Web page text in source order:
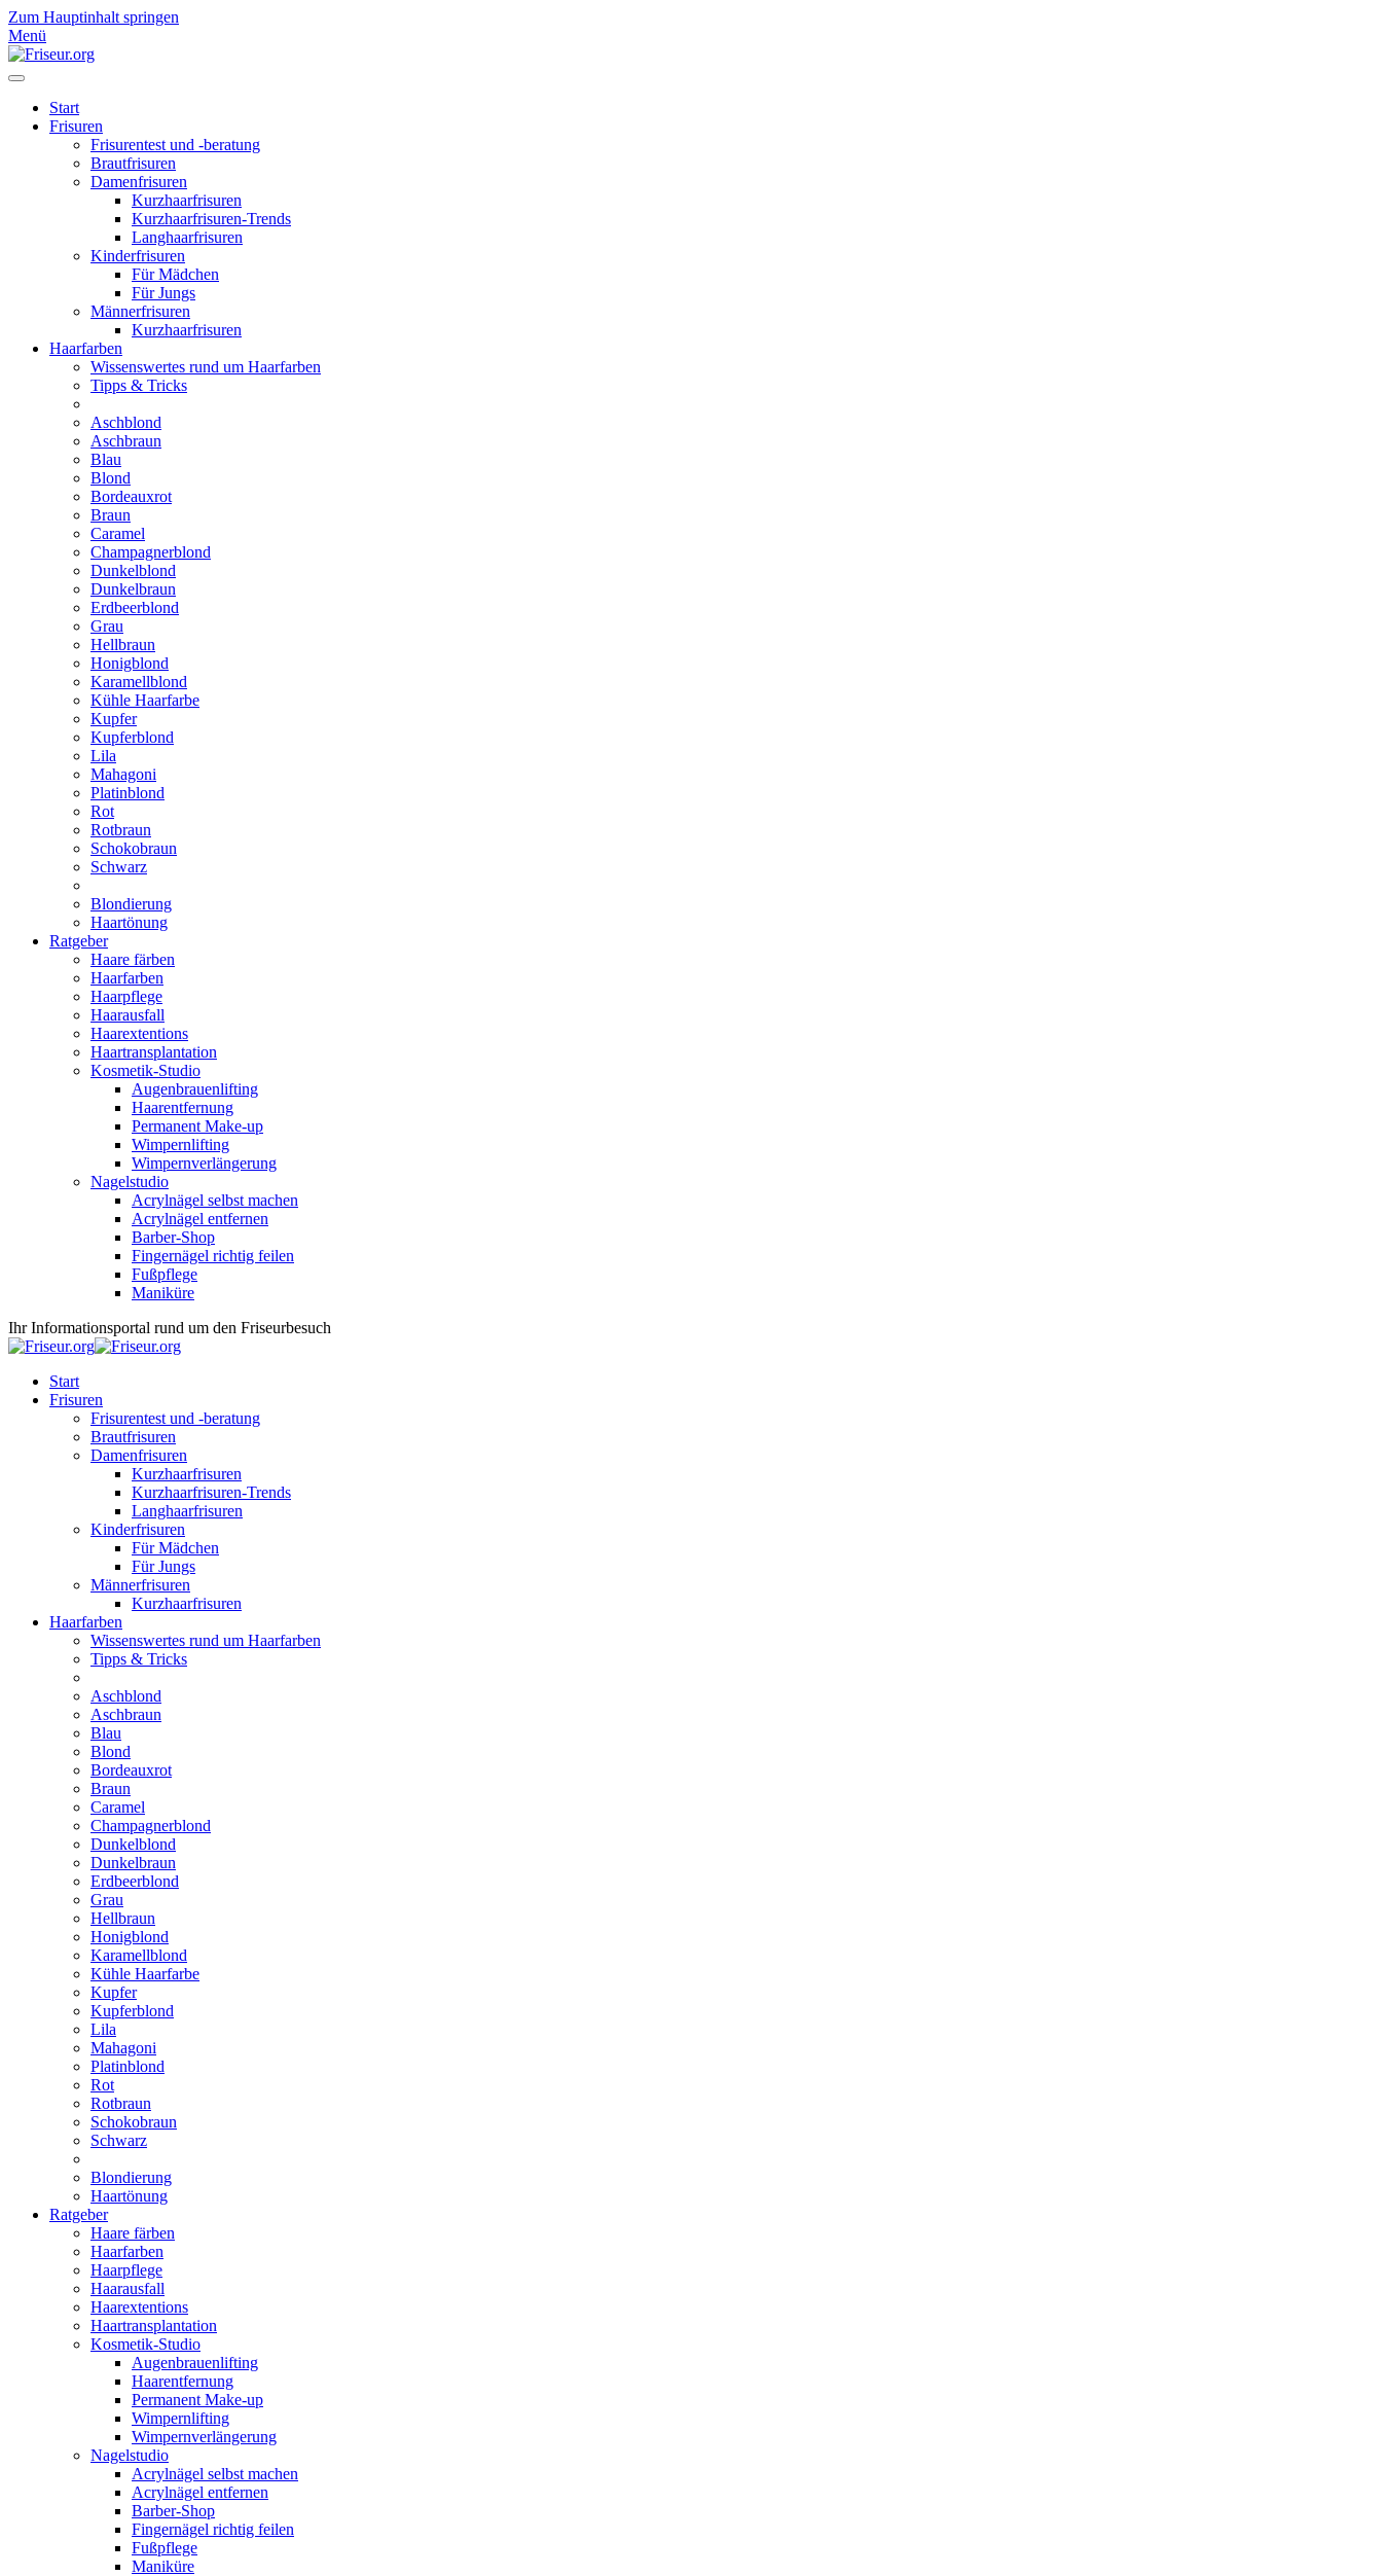
Zum Hauptinhalt springen
Menü
Start
Frisuren
Frisurentest und -beratung
Brautfrisuren
Damenfrisuren
Kurzhaarfrisuren
Kurzhaarfrisuren-Trends
Langhaarfrisuren
Kinderfrisuren
Für Mädchen
Für Jungs
Männerfrisuren
Kurzhaarfrisuren
Haarfarben
Wissenswertes rund um Haarfarben
Tipps & Tricks
Aschblond
Aschbraun
Blau
Blond
Bordeauxrot
Braun
Caramel
Champagnerblond
Dunkelblond
Dunkelbraun
Erdbeerblond
Grau
Hellbraun
Honigblond
Karamellblond
Kühle Haarfarbe
Kupfer
Kupferblond
Lila
Mahagoni
Platinblond
Rot
Rotbraun
Schokobraun
Schwarz
Blondierung
Haartönung
Ratgeber
Haare färben
Haarfarben
Haarpflege
Haarausfall
Haarextentions
Haartransplantation
Kosmetik-Studio
Augenbrauenlifting
Haarentfernung
Permanent Make-up
Wimpernlifting
Wimpernverlängerung
Nagelstudio
Acrylnägel selbst machen
Acrylnägel entfernen
Barber-Shop
Fingernägel richtig feilen
Fußpflege
Maniküre
Ihr Informationsportal rund um den Friseurbesuch
Start
Frisuren
Frisurentest und -beratung
Brautfrisuren
Damenfrisuren
Kurzhaarfrisuren
Kurzhaarfrisuren-Trends
Langhaarfrisuren
Kinderfrisuren
Für Mädchen
Für Jungs
Männerfrisuren
Kurzhaarfrisuren
Haarfarben
Wissenswertes rund um Haarfarben
Tipps & Tricks
Aschblond
Aschbraun
Blau
Blond
Bordeauxrot
Braun
Caramel
Champagnerblond
Dunkelblond
Dunkelbraun
Erdbeerblond
Grau
Hellbraun
Honigblond
Karamellblond
Kühle Haarfarbe
Kupfer
Kupferblond
Lila
Mahagoni
Platinblond
Rot
Rotbraun
Schokobraun
Schwarz
Blondierung
Haartönung
Ratgeber
Haare färben
Haarfarben
Haarpflege
Haarausfall
Haarextentions
Haartransplantation
Kosmetik-Studio
Augenbrauenlifting
Haarentfernung
Permanent Make-up
Wimpernlifting
Wimpernverlängerung
Nagelstudio
Acrylnägel selbst machen
Acrylnägel entfernen
Barber-Shop
Fingernägel richtig feilen
Fußpflege
Maniküre